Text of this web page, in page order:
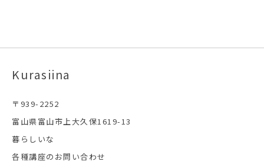
Kurasiina
〒939-2252
富山県富山市上大久保1619-13
暮らしいな
各種講座のお問い合わせ